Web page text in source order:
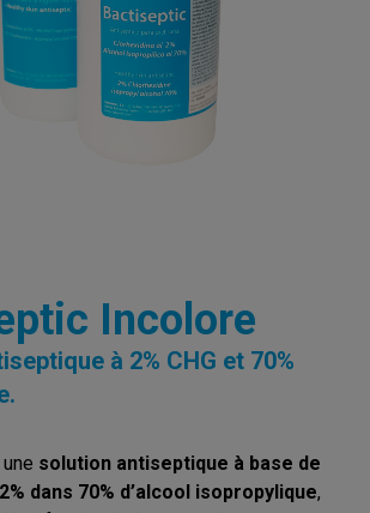
Incolore
à 2% CHG et 70%
solution antiseptique à base de
dans 70% d’alcool isopropylique,